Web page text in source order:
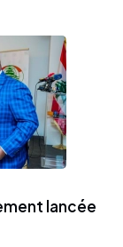
lancée